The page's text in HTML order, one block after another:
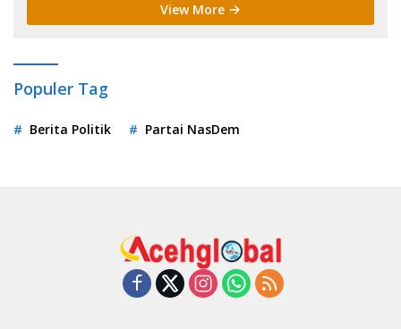
View More
Populer Tag
Berita Politik Partai NasDem